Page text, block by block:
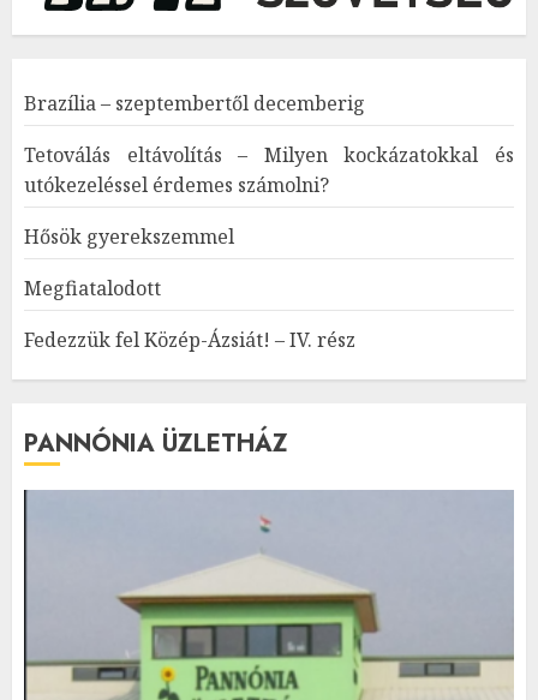
Brazília – szeptembertől decemberig
Tetoválás eltávolítás – Milyen kockázatokkal és
utókezeléssel érdemes számolni?
Hősök gyerekszemmel
Megfiatalodott
Fedezzük fel Közép-Ázsiát! – IV. rész
PANNÓNIA ÜZLETHÁZ